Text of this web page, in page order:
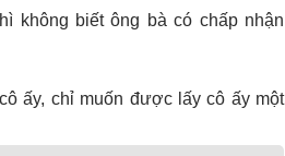
không biết ông bà có chấp nhận
ấy, chỉ muốn được lấy cô ấy một